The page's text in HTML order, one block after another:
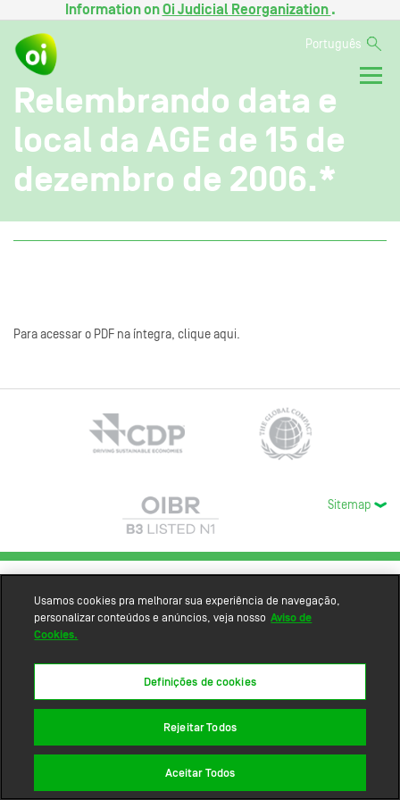
Information onOi Judicial Reorganization .
Português
Relembrando data e
local da AGE de 15 de
dezembro de 2006.*
Para acessar o PDF na íntegra, clique aqui.
Sitemap
Usamos cookies pra melhorar sua experiência de navegação,
personalizar conteúdos e anúncios, veja nosso Aviso de
Cookies.
Definições de cookies
Rejeitar Todos
Aceitar Todos